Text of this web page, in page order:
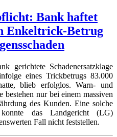
Bank haftet
Enkeltrick-Betrug
gerichtete Schadenersatzklage
eines Trickbetrugs 83.000
blieb erfolglos. Warn- und
nur bei einem massiven
des Kunden. Eine solche
konnte das Landgericht (LG)
Fall nicht feststellen.